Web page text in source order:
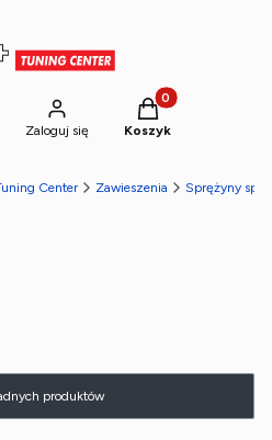
wyszukiwarkę
Zaloguj się
Produkty w
Koszyk
Center Zawieszenia Sprężyny
produktów